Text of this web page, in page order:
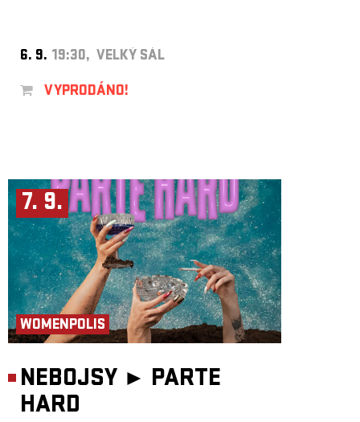
6. 9. 19:30, VELKÝ SÁL
VYPRODÁNO!
7. 9.
WOMENPOLIS
NEBOJSY ► PARTE
HARD